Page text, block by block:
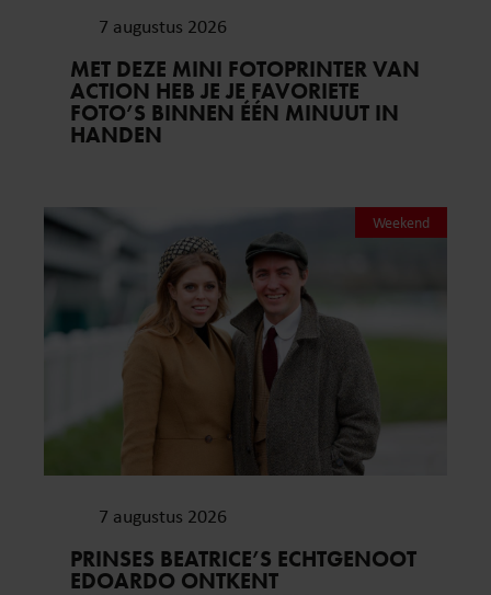
7 augustus 2026
MET DEZE MINI FOTOPRINTER VAN
ACTION HEB JE JE FAVORIETE
FOTO’S BINNEN ÉÉN MINUUT IN
HANDEN
Weekend
7 augustus 2026
PRINSES BEATRICE’S ECHTGENOOT
EDOARDO ONTKENT